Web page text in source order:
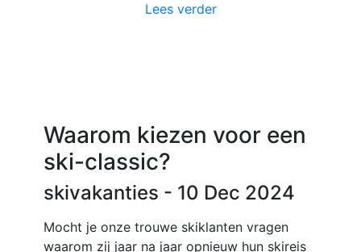
Lees verder
Waarom kiezen voor een
ski-classic?
skivakanties - 10 Dec 2024
Mocht je onze trouwe skiklanten vragen
waarom zij jaar na jaar opnieuw hun skireis